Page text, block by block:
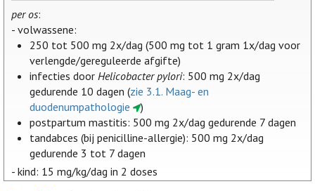
per os:
- volwassene:
250 tot 500 mg 2x/dag (500 mg tot 1 gram 1x/dag voor
verlengde/gereguleerde afgifte)
infecties door Helicobacter pylori: 500 mg 2x/dag
gedurende 10 dagen (zie 3.1. Maag- en
duodenumpathologie
)
postpartum mastitis: 500 mg 2x/dag gedurende 7 dagen
tandabces (bij penicilline-allergie): 500 mg 2x/dag
gedurende 3 tot 7 dagen
- kind: 15 mg/kg/dag in 2 doses